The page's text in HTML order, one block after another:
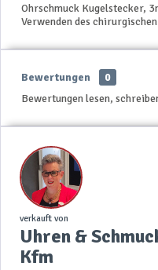
Ohrschmuck Kugelstecker,
Verwenden des
Bewertungen
0
Bewertungen lesen,
verkauft von
Uhren &
Kfm